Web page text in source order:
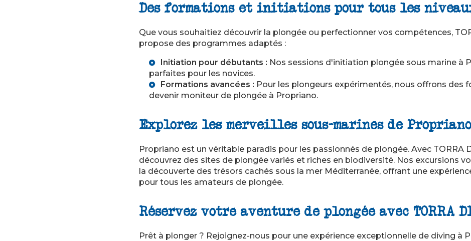
Des formations et initiations pour tous les
Que vous souhaitiez découvrir la plongée ou perfectionner vos compétences,
propose des programmes adaptés :
Initiation pour débutants : Nos sessions d'initiation plongée sous marine à
parfaites pour les novices.
Formations avancées : Pour les plongeurs expérimentés, nous offrons des
devenir moniteur de plongée à Propriano.
Explorez les merveilles sous-marines de Propriano
Propriano est un véritable paradis pour les passionnés de plongée. Avec TORRA
découvrez des sites de plongée variés et riches en biodiversité. Nos excursions
la découverte des trésors cachés sous la mer Méditerranée, offrant une
pour tous les amateurs de plongée.
Réservez votre aventure de plongée avec TORRA
Prêt à plonger ? Rejoignez-nous pour une expérience exceptionnelle de diving à